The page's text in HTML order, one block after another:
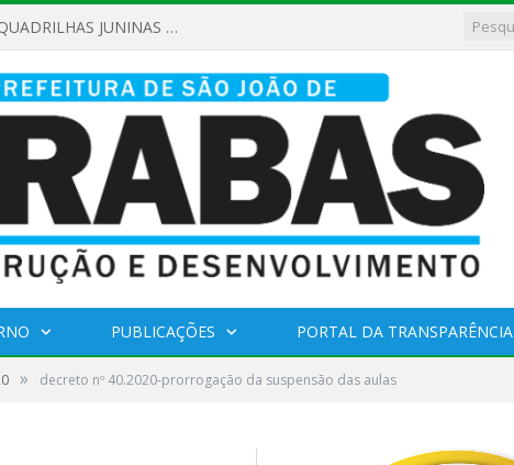
REGULAMENTO – V INTERMUNICIPAL DE QUADRILHAS JUNINAS 2026
PUBLICAÇÕES PORTAL DA TRANSPARÊNCIA
» decreto nº 40.2020-prorrogação da suspensão das aulas